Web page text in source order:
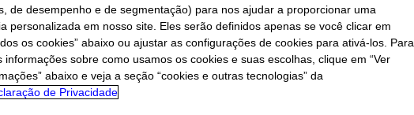
de desempenho e de segmentação) para nos ajudar a proporcionar uma
personalizada em nosso site. Eles serão definidos apenas se você clicar em
os cookies” abaixo ou ajustar as configurações de cookies para ativá-los. Para
informações sobre como usamos os cookies e suas escolhas, clique em “Ver
abaixo e veja a seção “cookies e outras tecnologias” da
de Privacidade